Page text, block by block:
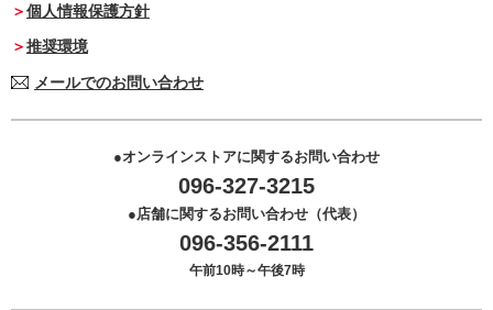
個人情報保護方針
推奨環境
メールでのお問い合わせ
オンラインストアに関するお問い合わせ
096-327-3215
店舗に関するお問い合わせ（代表）
096-356-2111
午前10時～午後7時